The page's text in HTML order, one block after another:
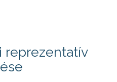
reprezentatív